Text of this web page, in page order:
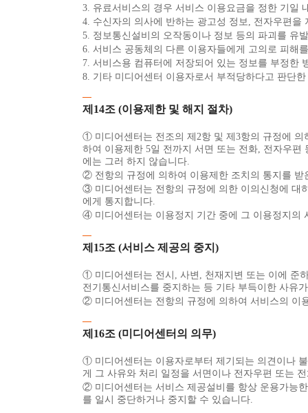
3. 유료서비스의 경우 서비스 이용요금을 정한 기일
4. 수신자의 의사에 반하는 광고성 정보, 전자우편을
5. 정보통신설비의 오작동이나 정보 등의 파괴를 유
6. 서비스 공동체의 다른 이용자들에게 고의로 피해
7. 서비스용 컴퓨터에 저장되어 있는 정보를 부정한
8. 기타 미디어센터 이용자로서 부적당하다고 판단한
제14조 (이용제한 및 해지 절차)
① 미디어센터는 전조의 제2항 및 제3항의 규정에
하여 이용제한 5일 전까지 서면 또는 전화, 전자우
에는 그러 하지 않습니다.
② 전항의 규정에 의하여 이용제한 조치의 통지를 받
③ 미디어센터는 전항의 규정에 의한 이의신청에 대
에게 통지합니다.
④ 미디어센터는 이용정지 기간 중에 그 이용정지의
제15조 (서비스 제공의 중지)
① 미디어센터는 전시, 사변, 천재지변 또는 이에 준
전기통신서비스를 중지하는 등 기타 부득이한 사유
② 미디어센터는 전항의 규정에 의하여 서비스의 이
제16조 (미디어센터의 의무)
① 미디어센터는 이용자로부터 제기되는 의견이나
게 그 사유와 처리 일정을 서면이나 전자우편 또는
② 미디어센터는 서비스 제공설비를 항상 운용가능
를 일시 중단하거나 중지할 수 있습니다.